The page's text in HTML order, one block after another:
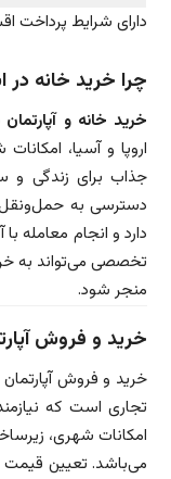
دارای شرایط پرداخت
چرا خرید خانه در
خرید خانه و آپارتمان
اروپا و آسیا،
جذاب برای زندگی و
دسترسی به
دارد و انجام معامله
تخصصی می‌تواند به
منجر شود.
خرید و فروش
خرید و فروش
تجاری است که
امکانات شهری،
می‌باشد. تعیین قیمت